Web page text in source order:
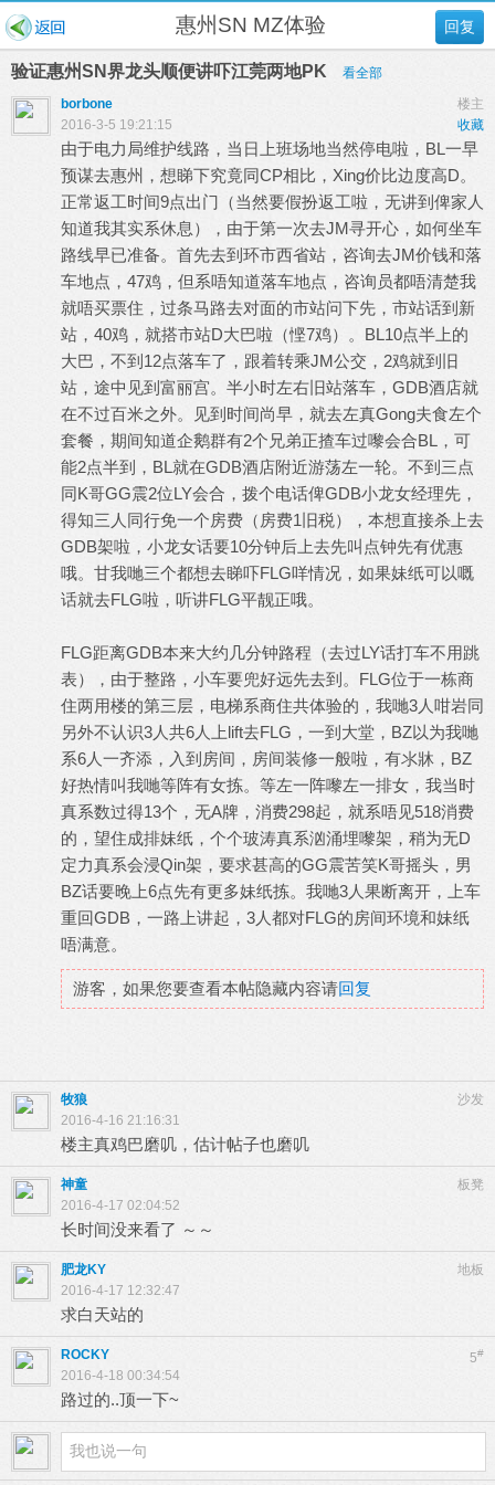
回复
惠州SN MZ体验
验证惠州SN界龙头顺便讲吓江莞两地PK
看全部
楼主
borbone
收藏
2016-3-5 19:21:15
由于电力局维护线路，当日上班场地当然停电啦，BL一早
预谋去惠州，想睇下究竟同CP相比，Xing价比边度高D。
正常返工时间9点出门（当然要假扮返工啦，无讲到俾家人
知道我其实系休息），由于第一次去JM寻开心，如何坐车
路线早已准备。首先去到环市西省站，咨询去JM价钱和落
车地点，47鸡，但系唔知道落车地点，咨询员都唔清楚我
就唔买票住，过条马路去对面的市站问下先，市站话到新
站，40鸡，就搭市站D大巴啦（悭7鸡）。BL10点半上的
大巴，不到12点落车了，跟着转乘JM公交，2鸡就到旧
站，途中见到富丽宫。半小时左右旧站落车，GDB酒店就
在不过百米之外。见到时间尚早，就去左真Gong夫食左个
套餐，期间知道企鹅群有2个兄弟正揸车过嚟会合BL，可
能2点半到，BL就在GDB酒店附近游荡左一轮。不到三点
同K哥GG震2位LY会合，拨个电话俾GDB小龙女经理先，
得知三人同行免一个房费（房费1旧税），本想直接杀上去
GDB架啦，小龙女话要10分钟后上去先叫点钟先有优惠
哦。甘我哋三个都想去睇吓FLG咩情况，如果妹纸可以嘅
话就去FLG啦，听讲FLG平靓正哦。
FLG距离GDB本来大约几分钟路程（去过LY话打车不用跳
表），由于整路，小车要兜好远先去到。FLG位于一栋商
住两用楼的第三层，电梯系商住共体验的，我哋3人咁岩同
另外不认识3人共6人上lift去FLG，一到大堂，BZ以为我哋
系6人一齐添，入到房间，房间装修一般啦，有氺牀，BZ
好热情叫我哋等阵有女拣。等左一阵嚟左一排女，我当时
真系数过得13个，无A牌，消费298起，就系唔见518消费
的，望住成排妹纸，个个玻涛真系汹涌埋嚟架，稍为无D
定力真系会浸Qin架，要求甚高的GG震苦笑K哥摇头，男
BZ话要晚上6点先有更多妹纸拣。我哋3人果断离开，上车
重回GDB，一路上讲起，3人都对FLG的房间环境和妹纸
唔满意。
游客，如果您要查看本帖隐藏内容请回复
沙发
牧狼
2016-4-16 21:16:31
楼主真鸡巴磨叽，估计帖子也磨叽
板凳
神童
2016-4-17 02:04:52
长时间没来看了 ～～
地板
肥龙KY
2016-4-17 12:32:47
求白天站的
5#
ROCKY
2016-4-18 00:34:54
路过的..顶一下~